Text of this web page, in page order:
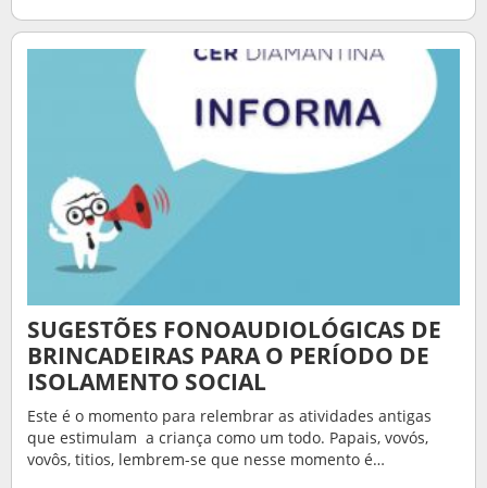
SUGESTÕES FONOAUDIOLÓGICAS DE
BRINCADEIRAS PARA O PERÍODO DE
ISOLAMENTO SOCIAL
Este é o momento para relembrar as atividades antigas
que estimulam a criança como um todo. Papais, vovós,
vovôs, titios, lembrem-se que nesse momento é…